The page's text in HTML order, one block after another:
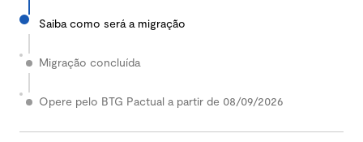
2024
Em 2024, nossa Carteira Conservadora mais que
Enquanto isso, quem investiu em Renda Fixa lucrou
Saiba como será a migração
Migração concluída
Opere pelo BTG Pactual a partir de 08/09/2026